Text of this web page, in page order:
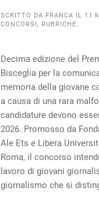
SCRITTO DA FRANCA IL 11
CONCORSI, RUBRICHE.
Decima edizione del
Bisceglia per la
memoria della giovane
a causa di una rara
candidature devono
2026. Promosso da
Ale Ets e Libera
Roma, il concorso
lavoro di giovani
giornalismo che si